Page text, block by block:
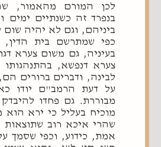
לכן המורם מהאמור,
בנפרד זה כשנתיים ימים
ביניהם, וגם לא יהיה שום
כפי שמתרשם בית הדין,
בעיניה, גם משום צערא
צערא דנפשא, בהתנהגותו
לבינה, ודברים ברורים
על דעת הרמב"ם יודו
מבוררת. גם פחדו
מוכיח בעליל כי ירא הוא
שהרי איכא רוב שתוצאות
אמת, כידוע, וכפי שסמך